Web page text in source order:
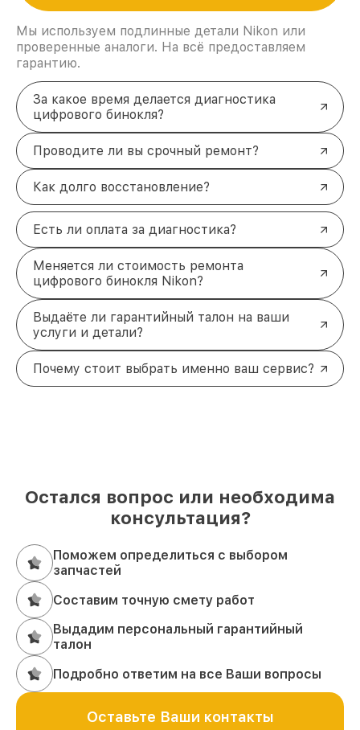
Мы используем подлинные детали Nikon или
проверенные аналоги. На всё предоставляем
гарантию.
За какое время делается диагностика
цифрового бинокля?
Проводите ли вы срочный ремонт?
Как долго восстановление?
Есть ли оплата за диагностика?
Меняется ли стоимость ремонта
цифрового бинокля Nikon?
Выдаёте ли гарантийный талон на ваши
услуги и детали?
Почему стоит выбрать именно ваш сервис?
Остался вопрос или необходима
консультация?
Поможем определиться с выбором
запчастей
Составим точную смету работ
Выдадим персональный гарантийный
талон
Подробно ответим на все Ваши вопросы
Оставьте Ваши контакты